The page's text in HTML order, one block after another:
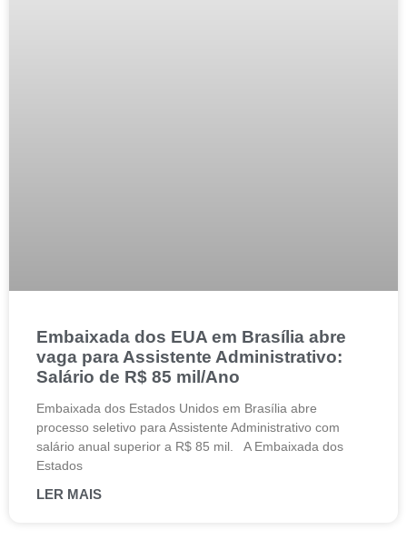
Embaixada dos EUA em Brasília abre
vaga para Assistente Administrativo:
Salário de R$ 85 mil/Ano
Embaixada dos Estados Unidos em Brasília abre
processo seletivo para Assistente Administrativo com
salário anual superior a R$ 85 mil. A Embaixada dos
Estados
LER MAIS